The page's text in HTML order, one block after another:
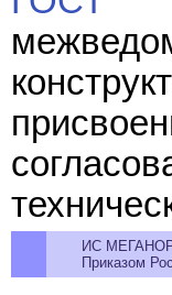
ИС
Приказом